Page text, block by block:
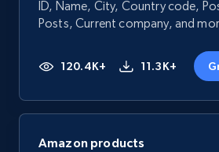
ID, Name, City, Country code,
Posts, Current company, and
120.4K+ 11.3K+
Amazon products